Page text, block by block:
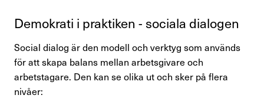
Demo­krati i prak­tiken - sociala dialogen
Social dialog är den modell och verktyg som används
för att skapa balans mellan arbetsgivare och
arbetstagare. Den kan se olika ut och sker på flera
nivåer: